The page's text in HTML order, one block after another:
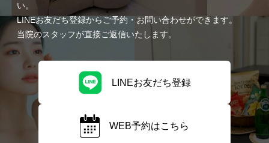
い。
LINEお友だち登録からご予約・お問い合わせができます。
当院のスタッフが直接ご返信いたします。
LINEお友だち登録
WEB予約はこちら